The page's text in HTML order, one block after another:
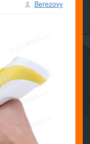
Berezovy